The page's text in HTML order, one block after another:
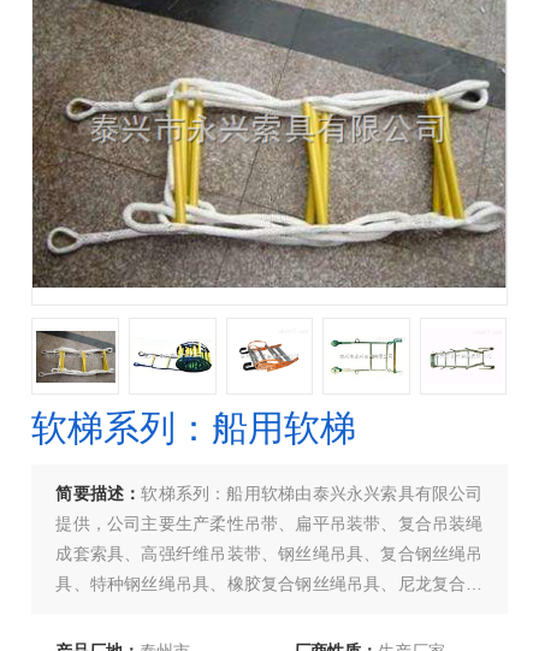
软梯系列：船用软梯
简要描述：软梯系列：船用软梯由泰兴永兴索具有限公司
提供，公司主要生产柔性吊带、扁平吊装带、复合吊装绳
成套索具、高强纤维吊装带、钢丝绳吊具、复合钢丝绳吊
具、特种钢丝绳吊具、橡胶复合钢丝绳吊具、尼龙复合钢
顶、双扣加保护柔性吊带、起重链条成套索具、引纸绳、